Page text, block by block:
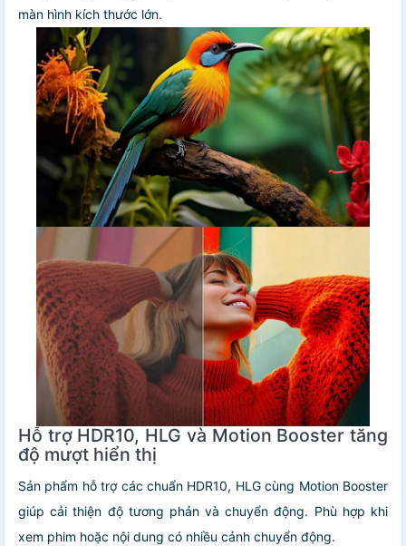
màn hình kích thước lớn.
Hỗ trợ HDR10, HLG và Motion Booster tăng
độ mượt hiển thị
Sản phẩm hỗ trợ các chuẩn HDR10, HLG cùng Motion Booster
giúp cải thiện độ tương phản và chuyển động. Phù hợp khi
xem phim hoặc nội dung có nhiều cảnh chuyển động.